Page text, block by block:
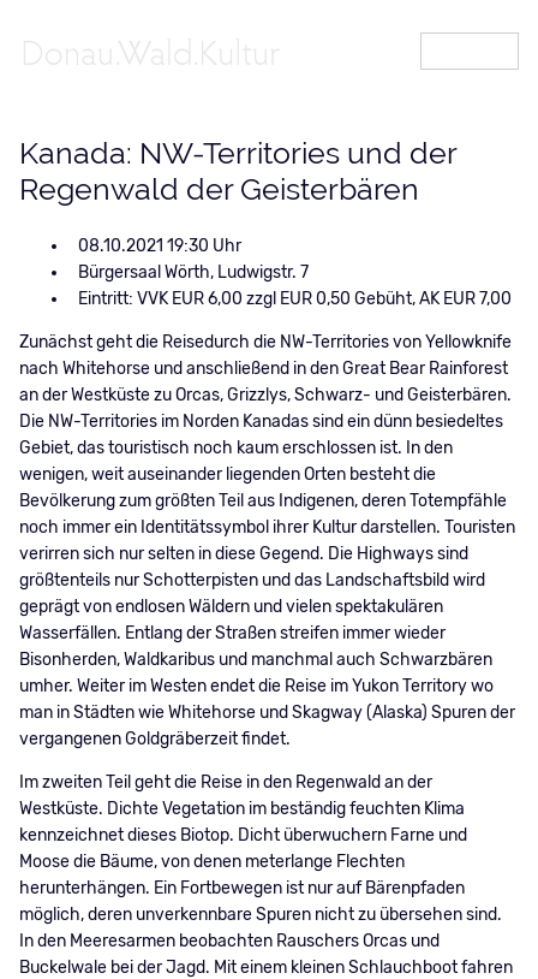
Kanada: NW-Territories und der
Regenwald der Geisterbären
08.10.2021 19:30
Bürgersaal Wörth, Ludwigstr. 7
Eintritt: VVK EUR 6,00 zzgl EUR 0,50 Gebüht, AK EUR 7,00
Zunächst geht die Reisedurch die NW-Territories von Yellowknife
nach Whitehorse und anschließend in den Great Bear Rainforest
an der Westküste zu Orcas, Grizzlys, Schwarz- und Geisterbären.
Die NW-Territories im Norden Kanadas sind ein dünn besiedeltes
Gebiet, das touristisch noch kaum erschlossen ist. In den
wenigen, weit auseinander liegenden Orten besteht die
Bevölkerung zum größten Teil aus Indigenen, deren Totempfähle
noch immer ein Identitätssymbol ihrer Kultur darstellen. Touristen
verirren sich nur selten in diese Gegend. Die Highways sind
größtenteils nur Schotterpisten und das Landschaftsbild wird
geprägt von endlosen Wäldern und vielen spektakulären
Wasserfällen. Entlang der Straßen streifen immer wieder
Bisonherden, Waldkaribus und manchmal auch Schwarzbären
umher. Weiter im Westen endet die Reise im Yukon Territory wo
man in Städten wie Whitehorse und Skagway (Alaska) Spuren der
vergangenen Goldgräberzeit findet.
Im zweiten Teil geht die Reise in den Regenwald an der
Westküste. Dichte Vegetation im beständig feuchten Klima
kennzeichnet dieses Biotop. Dicht überwuchern Farne und
Moose die Bäume, von denen meterlange Flechten
herunterhängen. Ein Fortbewegen ist nur auf Bärenpfaden
möglich, deren unverkennbare Spuren nicht zu übersehen sind.
In den Meeresarmen beobachten Rauschers Orcas und
Buckelwale bei der Jagd. Mit einem kleinen Schlauchboot fahren